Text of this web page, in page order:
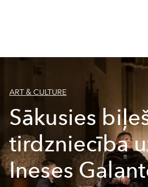
ART & CULTURE
Sākusies
tirdzniecība
Ineses